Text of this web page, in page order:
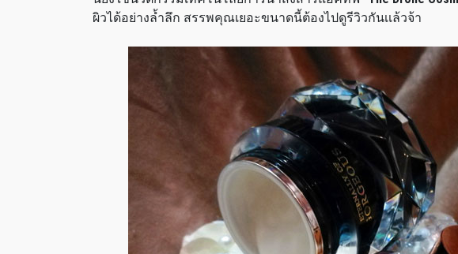
ผิวได้อย่างล้ำลึก สรรพคุณเยอะขนาดนี้ต้องไปดูรีวิวกันเเล้วจ้า